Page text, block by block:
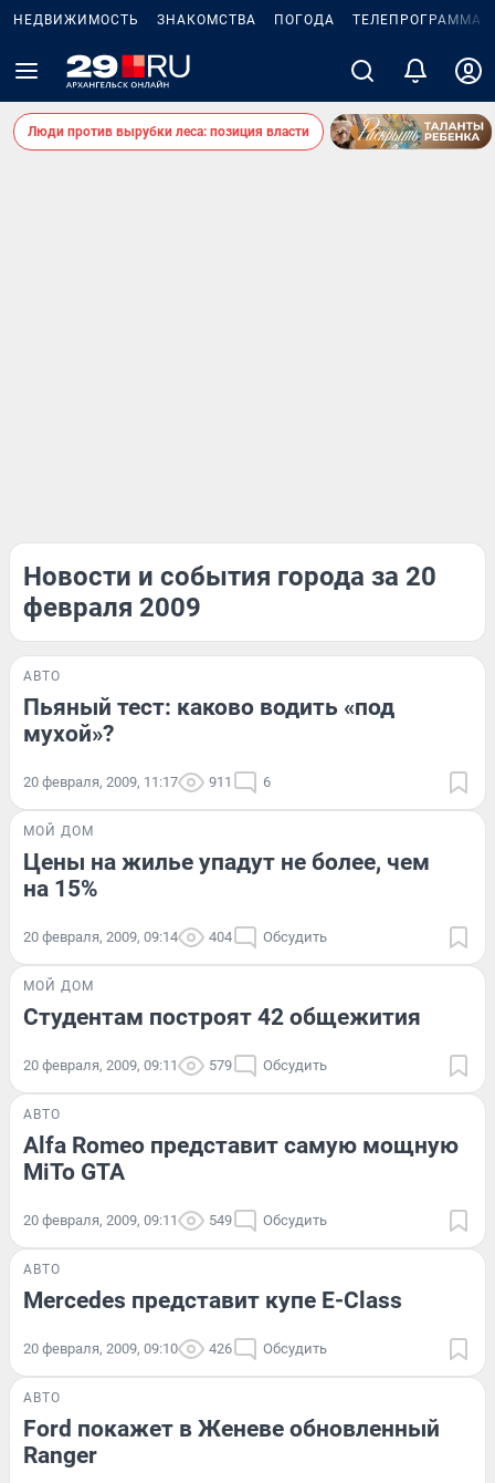
НЕДВИЖИМОСТЬ ЗНАКОМСТВА ПОГОДА ТЕЛЕПРОГРАММА
Люди против вырубки леса: позиция власти
Новости и события города за 20
февраля 2009
АВТО
Пьяный тест: каково водить «под
мухой»?
20 февраля, 2009, 11:17 911 6
МОЙ ДОМ
Цены на жилье упадут не более, чем
на 15%
20 февраля, 2009, 09:14 404 Обсудить
МОЙ ДОМ
Студентам построят 42 общежития
20 февраля, 2009, 09:11 579 Обсудить
АВТО
Alfa Romeo представит самую мощную
MiTo GTA
20 февраля, 2009, 09:11 549 Обсудить
АВТО
Mercedes представит купе E-Class
20 февраля, 2009, 09:10 426 Обсудить
АВТО
Ford покажет в Женеве обновленный
Ranger